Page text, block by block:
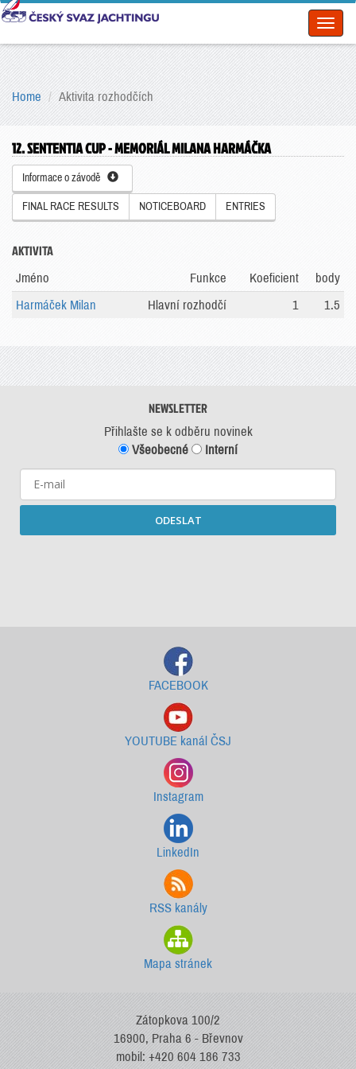
Home Aktivita rozhodčích
12. SENTENTIA CUP - MEMORIÁL MILANA HARMÁČKA
Informace o závodě
FINAL RACE RESULTS NOTICEBOARD ENTRIES
AKTIVITA
Jméno Funkce Koeficient
body
Harmáček Milan
Hlavní rozhodčí 1 1.5
NEWSLETTER
Přihlašte se k odběru novinek
Všeobecné
Interní
ODESLAT
FACEBOOK
YOUTUBE kanál ČSJ
Instagram
LinkedIn
RSS kanály
Mapa stránek
Zátopkova 100/2
16900, Praha 6 - Břevnov
mobil: +420 604 186 733